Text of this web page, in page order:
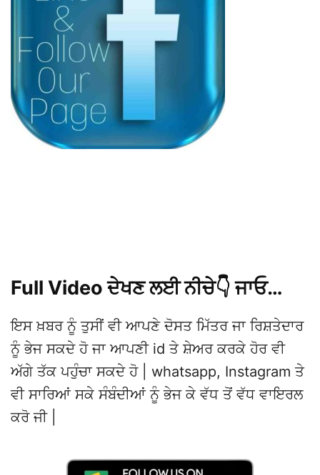
Full Video ਦੇਖਣ ਲਈ ਨੀਚੇ👇 ਜਾਓ…
ਇਸ ਖ਼ਬਰ ਨੂੰ ਤੁਸੀਂ ਵੀ ਆਪਣੇ ਦੋਸਤ ਮਿੱਤਰ ਜਾ ਰਿਸ਼ਤੇਦਾਰ
ਨੂੰ ਭੇਜ ਸਕਦੇ ਹੋ ਜਾ ਆਪਣੀ id ਤੇ ਸ਼ੇਅਰ ਕਰਕੇ ਹੋਰ ਵੀ
ਅੱਗੇ ਤੱਕ ਪਹੁੰਚਾ ਸਕਦੇ ਹੋ | whatsapp, Instagram ਤੇ
ਵੀ ਸਾਰਿਆਂ ਸਕੇ ਸੰਬੰਦੀਆਂ ਨੂੰ ਭੇਜ ਕੇ ਵੱਧ ਤੋਂ ਵੱਧ ਵਾਇਰਲ
ਕਰੋ ਜੀ |